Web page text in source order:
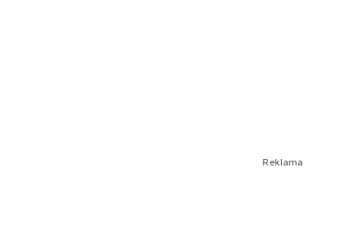
Reklama